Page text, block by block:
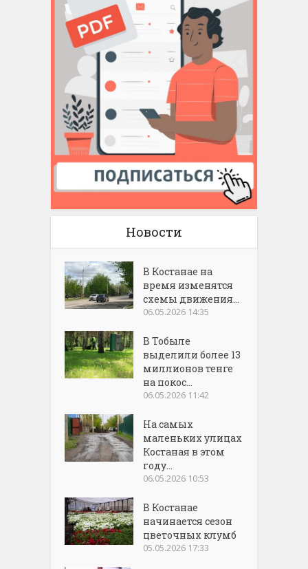
Новости
В Костанае на
время изменятся
схемы движения...
06.05.2026 14:35
В Тобыле
выделили более 13
миллионов тенге
на покос...
06.05.2026 11:42
На самых
маленьких улицах
Костаная в этом
году...
06.05.2026 10:53
В Костанае
начинается сезон
цветочных клумб
05.05.2026 17:33